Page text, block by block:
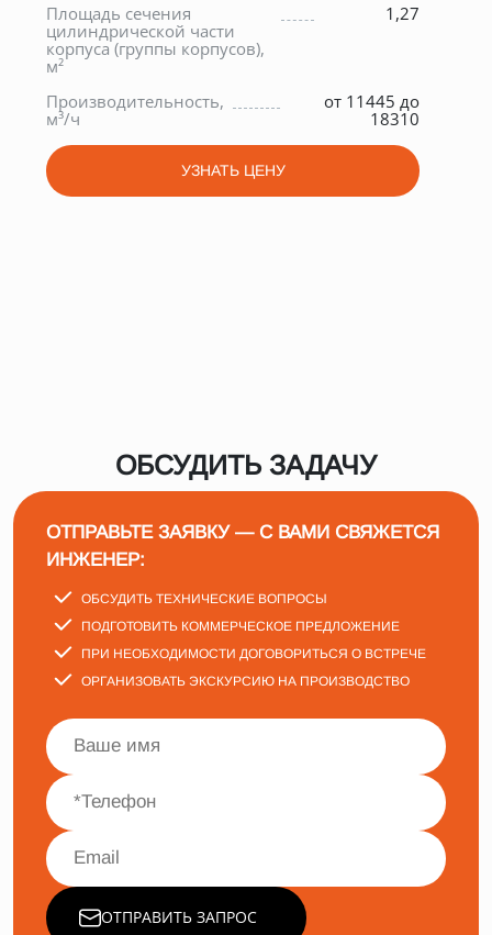
Площадь сечения
цилиндрической части
корпуса (группы корпусов),
м²
1,27
Производительность,
м³/ч
от 11445 до
18310
УЗНАТЬ ЦЕНУ
ОБСУДИТЬ ЗАДАЧУ
ОТПРАВЬТЕ ЗАЯВКУ — С ВАМИ СВЯЖЕТСЯ
ИНЖЕНЕР:
ОБСУДИТЬ ТЕХНИЧЕСКИЕ ВОПРОСЫ
ПОДГОТОВИТЬ КОММЕРЧЕСКОЕ ПРЕДЛОЖЕНИЕ
ПРИ НЕОБХОДИМОСТИ ДОГОВОРИТЬСЯ О ВСТРЕЧЕ
ОРГАНИЗОВАТЬ ЭКСКУРСИЮ НА ПРОИЗВОДСТВО
ОТПРАВИТЬ ЗАПРОС